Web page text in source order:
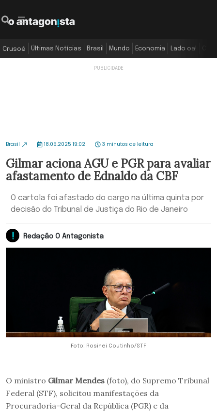
Crusoé Últimas Notícias Brasil Mundo Economia Lado oa!
Brasil 18.05.2025 19:02 3 minutos de leitura
Gilmar aciona AGU e PGR para avaliar
afastamento de Ednaldo da CBF
O cartola foi afastado do cargo na última quinta por
decisão do Tribunal de Justiça do Rio de Janeiro
Redação O Antagonista
Foto: Rosinei Coutinho/STF
O ministro Gilmar Mendes (foto), do Supremo Tribunal
Federal (STF), solicitou manifestações da
Procuradoria-Geral da República (PGR) e da